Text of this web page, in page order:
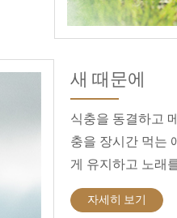
새 때문에
식충을 동결하고
충을 장시간 먹는
게 유지하고 노래
자세히 보기